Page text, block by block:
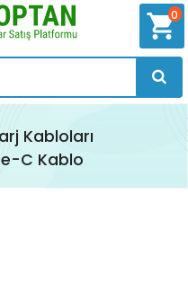
shopping_cart
0
Kabloları
C Kablo